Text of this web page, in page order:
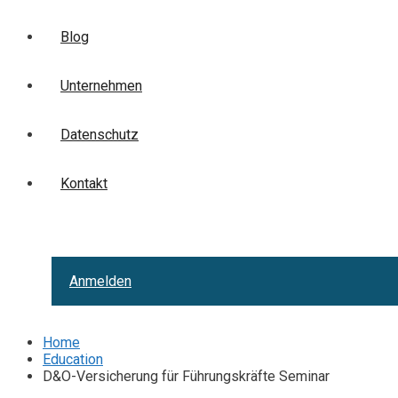
Blog
Unternehmen
Datenschutz
Kontakt
Anmelden
Home
Education
D&O-Versicherung für Führungskräfte Seminar